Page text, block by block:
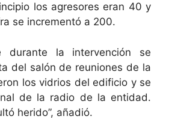
los agresores eran 40 y
se incrementó a 200.
durante la intervención se
del salón de reuniones de la
los vidrios del edificio y se
de la radio de la entidad.
herido”, añadió.